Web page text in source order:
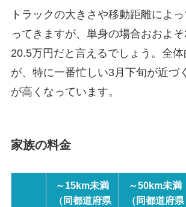
トラックの大きさや移動距離によ
ってきますが、単身の場合おおよ
20.5万円だと言えるでしょう。全
が、特に一番忙しい3月下旬が近づ
が高くなっています。
家族の料金
～15km未満
（同都道府県
～50km未満
（同都道府県